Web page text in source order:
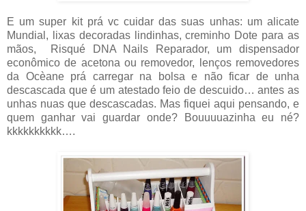
E um super kit prá vc cuidar das suas unhas: um alicate
Mundial, lixas decoradas lindinhas, creminho Dote para as
mãos, Risqué DNA Nails Reparador, um dispensador
econômico de acetona ou removedor, lenços removedores
da Ocèane prá carregar na bolsa e não ficar de unha
descascada que é um atestado feio de descuido… antes as
unhas nuas que descascadas. Mas fiquei aqui pensando, e
quem ganhar vai guardar onde? Bouuuuazinha eu né?
kkkkkkkkkk….